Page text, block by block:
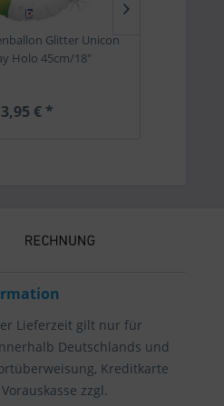
Glitter Unicon
Holo 45cm/18"
3,95 € *
Lieferzeit gilt nur für
Deutschlands und
Kreditkarte
zzgl.